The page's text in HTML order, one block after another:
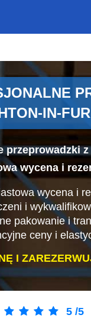
IN-
przeprowadzki
wycena i
wycena i
i
pakowanie i
ceny i
I
5 /5